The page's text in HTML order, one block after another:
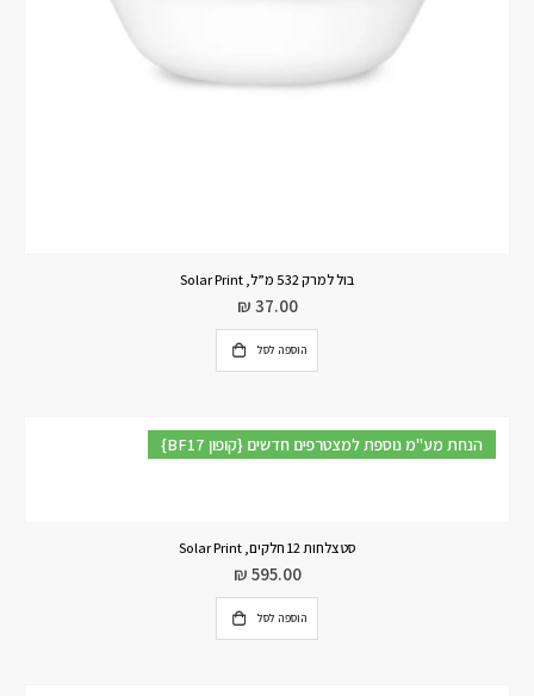
בול למרק 532 מ”ל, Solar Print
₪ 37.00
הוספה לסל
{BF17 קופון} הנחת מע"מ נוספת למצטרפים חדשים
סט צלחות 12 חלקים, Solar Print
₪ 595.00
הוספה לסל